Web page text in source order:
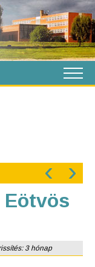
‹ ›
Eötvös
3 hónap